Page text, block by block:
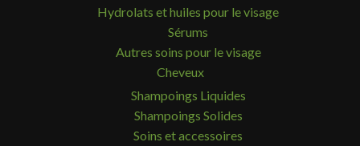
Hydrolats et huiles pour le visage
Sérums
Autres soins pour le visage
Cheveux
Shampoings Liquides
Shampoings Solides
Soins et accessoires